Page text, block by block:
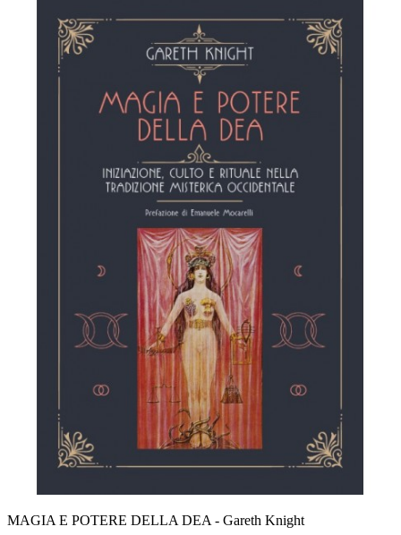
MAGIA E POTERE DELLA DEA - Gareth Knight